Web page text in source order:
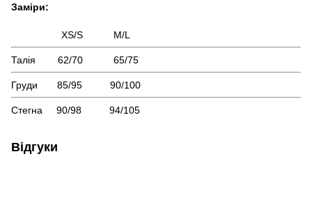
Заміри:
XS/S M/L
Талія 62/70 65/75
Груди 85/95 90/100
Стегна 90/98 94/105
Відгуки